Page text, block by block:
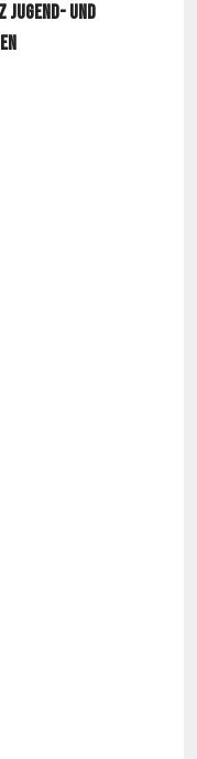
Jugend- und